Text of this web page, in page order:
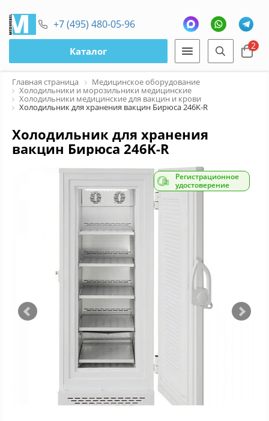
+7 (495) 480-05-96
Каталог 2
Главная страница Медицинское оборудование
Холодильники и морозильники медицинские
Холодильники медицинские для вакцин и крови
Холодильник для хранения вакцин Бирюса 246K-R
Холодильник для хранения
вакцин Бирюса 246K-R
Регистрационное
удостоверение